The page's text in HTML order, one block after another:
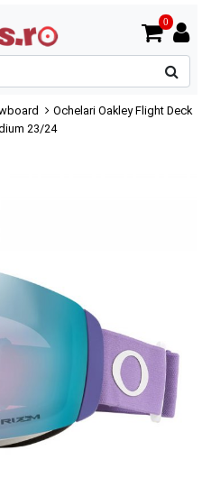
0
Ochelari Oakley Flight Deck
23/24